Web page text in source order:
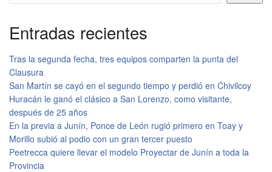
Entradas recientes
Tras la segunda fecha, tres equipos comparten la punta del
Clausura
San Martín se cayó en el segundo tiempo y perdió en Chivilcoy
Huracán le ganó el clásico a San Lorenzo, como visitante,
después de 25 años
En la previa a Junín, Ponce de León rugió primero en Toay y
Morillo subió al podio con un gran tercer puesto
Peetrecca quiere llevar el modelo Proyectar de Junín a toda la
Provincia